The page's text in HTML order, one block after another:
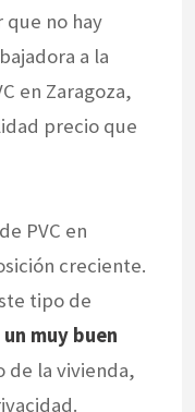
que no hay
a la
en Zaragoza,
precio que
PVC en
creciente.
tipo de
muy buen
de la vivienda,